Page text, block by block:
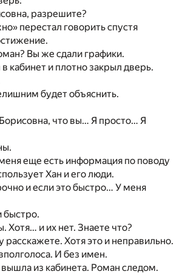
разрешите?
перестал говорить спустя
Вы же сдали графики.
кабинет и плотно закрыл дверь.
будет объяснить.
что вы… Я просто… Я
еще есть информация по поводу
Хан и его люди.
и если это быстро… У меня
быстро.
Хотя… и их нет. Знаете что?
расскажете. Хотя это и неправильно.
И без имен.
вышла из кабинета. Роман следом.